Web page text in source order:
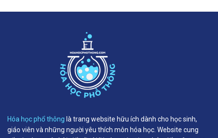
Hóa học phổ thông là trang website hữu ích dành cho học sinh,
giáo viên và những người yêu thích môn hóa học. Website cung